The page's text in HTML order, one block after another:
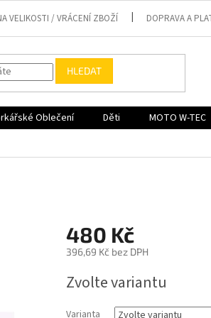
VELIKOSTI / VRÁCENÍ ZBOŽÍ DOPRAVA A
HLEDAT
Oblečení Děti MOTO W-TEC
480 Kč
396,69 Kč bez DPH
cena:
Zvolte variantu
Varianta